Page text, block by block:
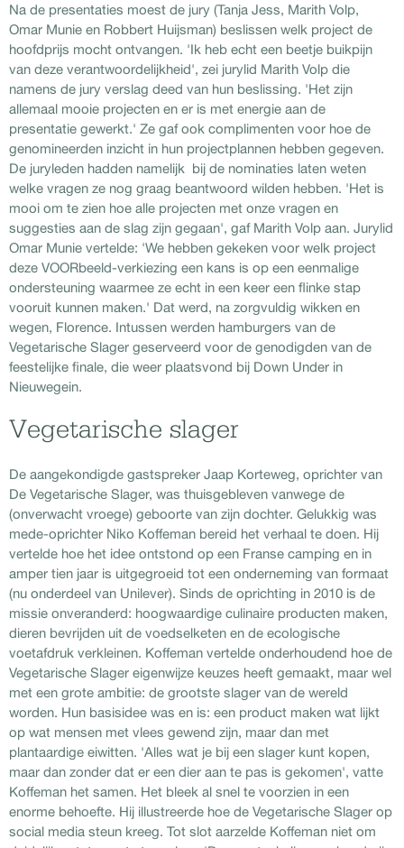
Na de presentaties moest de jury (Tanja Jess, Marith Volp,
Omar Munie en Robbert Huijsman) beslissen welk project de
hoofdprijs mocht ontvangen. 'Ik heb echt een beetje buikpijn
van deze verantwoordelijkheid', zei jurylid Marith Volp die
namens de jury verslag deed van hun beslissing. 'Het zijn
allemaal mooie projecten en er is met energie aan de
presentatie gewerkt.' Ze gaf ook complimenten voor hoe de
genomineerden inzicht in hun projectplannen hebben gegeven.
De juryleden hadden namelijk bij de nominaties laten weten
welke vragen ze nog graag beantwoord wilden hebben. 'Het is
mooi om te zien hoe alle projecten met onze vragen en
suggesties aan de slag zijn gegaan', gaf Marith Volp aan. Jurylid
Omar Munie vertelde: 'We hebben gekeken voor welk project
deze VOORbeeld-verkiezing een kans is op een eenmalige
ondersteuning waarmee ze echt in een keer een flinke stap
vooruit kunnen maken.' Dat werd, na zorgvuldig wikken en
wegen, Florence. Intussen werden hamburgers van de
Vegetarische Slager geserveerd voor de genodigden van de
feestelijke finale, die weer plaatsvond bij Down Under in
Nieuwegein.
Vegetarische slager
De aangekondigde gastspreker Jaap Korteweg, oprichter van
De Vegetarische Slager, was thuisgebleven vanwege de
(onverwacht vroege) geboorte van zijn dochter. Gelukkig was
mede-oprichter Niko Koffeman bereid het verhaal te doen. Hij
vertelde hoe het idee ontstond op een Franse camping en in
amper tien jaar is uitgegroeid tot een onderneming van formaat
(nu onderdeel van Unilever). Sinds de oprichting in 2010 is de
missie onveranderd: hoogwaardige culinaire producten maken,
dieren bevrijden uit de voedselketen en de ecologische
voetafdruk verkleinen. Koffeman vertelde onderhoudend hoe de
Vegetarische Slager eigenwijze keuzes heeft gemaakt, maar wel
met een grote ambitie: de grootste slager van de wereld
worden. Hun basisidee was en is: een product maken wat lijkt
op wat mensen met vlees gewend zijn, maar dan met
plantaardige eiwitten. 'Alles wat je bij een slager kunt kopen,
maar dan zonder dat er een dier aan te pas is gekomen', vatte
Koffeman het samen. Het bleek al snel te voorzien in een
enorme behoefte. Hij illustreerde hoe de Vegetarische Slager op
social media steun kreeg. Tot slot aarzelde Koffeman niet om